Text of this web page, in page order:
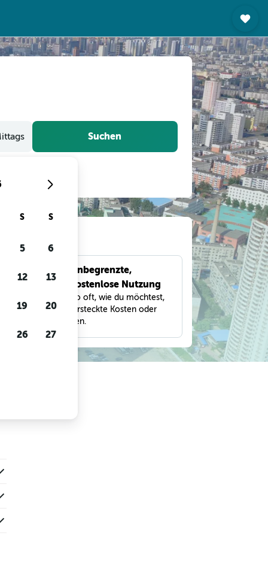
Suchen
Unbegrenzte,
kostenlose Nutzung
Suche so oft, wie du möchtest,
ohne versteckte Kosten oder
Gebühren.
S S
5 6
12 13
19 20
26 27